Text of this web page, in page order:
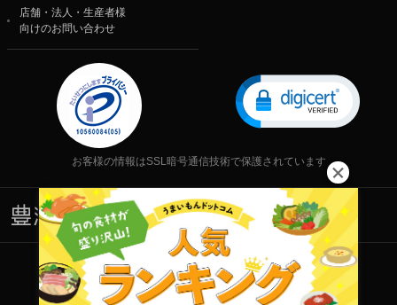
店舗・法人・生産者様
向けのお問い合わせ
お客様の情報はSSL暗号通信技術で保護されています
株式会社 食文化